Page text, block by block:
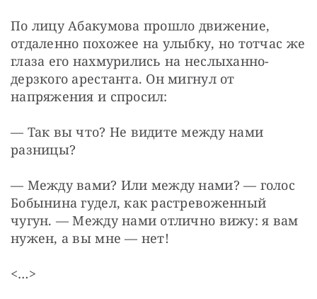
По лицу Абакумова прошло движение,
отдаленно похожее на улыбку, но тотчас же
глаза его нахмурились на неслыханно-
дерзкого арестанта. Он мигнул от
напряжения и спросил:
— Так вы что? Не видите между нами
разницы?
— Между вами? Или между нами? — голос
Бобынина гудел, как растревоженный
чугун. — Между нами отлично вижу: я вам
нужен, а вы мне — нет!
<…>